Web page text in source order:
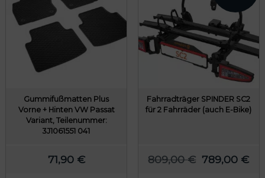
Gummifußmatten Plus
Vorne + Hinten VW Passat
Variant, Teilenummer:
3J1061551 041
71,90 €
Fahrradträger SPINDER SC2
für 2 Fahrräder (auch E-Bike)
809,00€ U
789,00 €A